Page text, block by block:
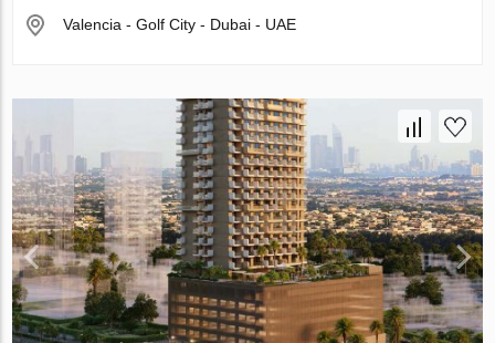
Valencia - Golf City - Dubai - UAE